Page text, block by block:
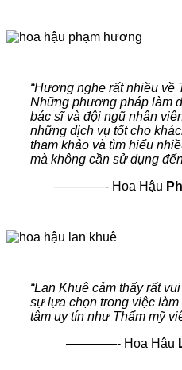
“Hương nghe rất nhiều về
Những phương pháp làm
bác sĩ và đội ngũ nhân
những dịch vụ tốt cho
tham khảo và tìm hiểu
mà không cần sử dụng
————- Hoa Hậu
“Lan Khuê cảm thấy rất
sự lựa chọn trong việc
tâm uy tín như Thẩm mỹ
————- Hoa Hậu